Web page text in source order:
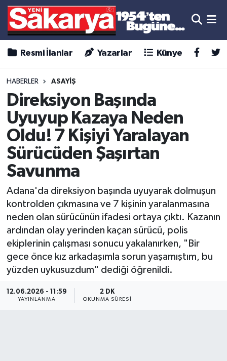
Resmi İlanlar Yazarlar Künye
HABERLER ASAYİŞ
Direksiyon Başında
Uyuyup Kazaya Neden
Oldu! 7 Kişiyi Yaralayan
Sürücüden Şaşırtan
Savunma
Adana'da direksiyon başında uyuyarak dolmuşun
kontrolden çıkmasına ve 7 kişinin yaralanmasına
neden olan sürücünün ifadesi ortaya çıktı. Kazanın
ardından olay yerinden kaçan sürücü, polis
ekiplerinin çalışması sonucu yakalanırken, "Bir
gece önce kız arkadaşımla sorun yaşamıştım, bu
yüzden uykusuzdum" dediği öğrenildi.
12.06.2026 - 11:59
YAYINLANMA
2 DK
OKUNMA SÜRESI